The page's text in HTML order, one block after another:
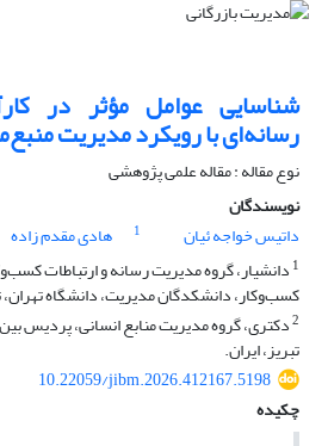
شناسایی عوامل مؤثر در
رسانه‌‌ای با رویکرد مدیریت
نوع مقاله : مقاله علمی پژوهشی
نویسندگان
داتیس خواجه ئیان
1 هادی مقدم زاده
1 دانشیار، گروه مدیریت رسانه و ارتباطات
کسب‌وکار، دانشکدگان مدیریت، دانشگاه تهران،
2دکتری، گروه مدیریت منابع انسانی، پردیس
تبریز، ایران.
10.22059/jibm.2026.412167.5198
چکیده